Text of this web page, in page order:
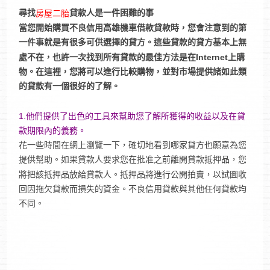
尋找房屋二胎貸款人是一件困難的事
當您開始購買不良信用高雄機車借款貸款時，您會注意到的第
一件事就是有很多可供選擇的貸方。這些貸款的貸方基本上無
處不在，也許一次找到所有貸款的最佳方法是在Internet上購
物。在這裡，您將可以進行比較購物，並對市場提供諸如此類
的貸款有一個很好的了解。
1.他們提供了出色的工具來幫助您了解所獲得的收益以及在貸
款期限內的義務。
花一些時間在網上瀏覽一下，確切地看到哪家貸方也願意為您
提供幫助。如果貸款人要求您在批准之前離開貸款抵押品，您
將把該抵押品放給貸款人。抵押品將進行公開拍賣，以試圖收
回因拖欠貸款而損失的資金。不良信用貸款與其他任何貸款均
不同。